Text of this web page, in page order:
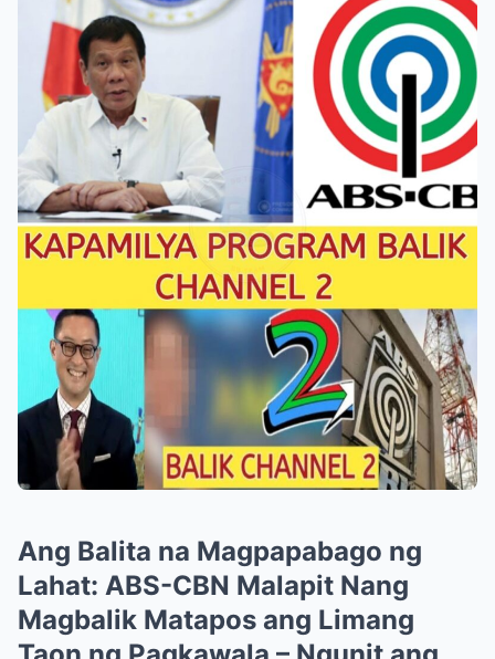
Ang Balita na Magpapabago ng
Lahat: ABS-CBN Malapit Nang
Magbalik Matapos ang Limang